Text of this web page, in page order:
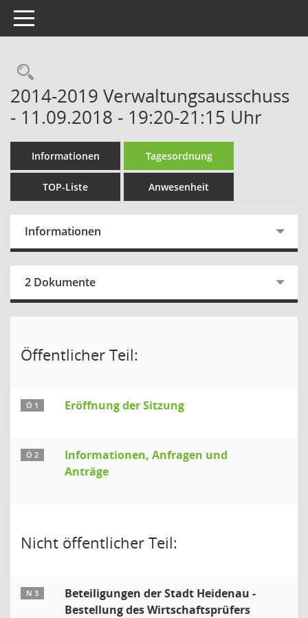
Toggle navigation
Rechercheauswahl
2014-2019 Verwaltungsausschuss
- 11.09.2018 - 19:20-21:15 Uhr
Informationen Tagesordnung
TOP-Liste Anwesenheit
Informationen
2 Dokumente
Öffentlicher Teil:
Ö 1 Eröffnung der Sitzung
Ö 2
Informationen, Anfragen und
Anträge
Nicht öffentlicher Teil:
N 3
Beteiligungen der Stadt Heidenau -
Bestellung des Wirtschaftsprüfers